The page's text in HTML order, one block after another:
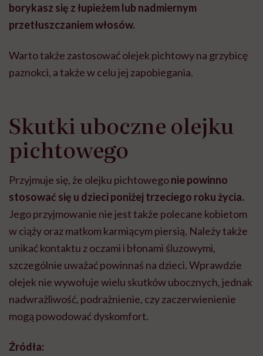
borykasz się z łupieżem lub nadmiernym
przetłuszczaniem włosów.
Warto także zastosować olejek pichtowy na grzybicę
paznokci, a także w celu jej zapobiegania.
Skutki uboczne olejku
pichtowego
Przyjmuje się, że olejku pichtowegonie powinno
stosować się u dzieci poniżej trzeciego roku życia.
Jego przyjmowanie nie jest także polecane kobietom
w ciąży oraz matkom karmiącym piersią. Należy także
unikać kontaktu z oczami i błonami śluzowymi,
szczególnie uważać powinnaś na dzieci. Wprawdzie
olejek nie wywołuje wielu skutków ubocznych, jednak
nadwrażliwość, podrażnienie, czy zaczerwienienie
mogą powodować dyskomfort.
Źródła: